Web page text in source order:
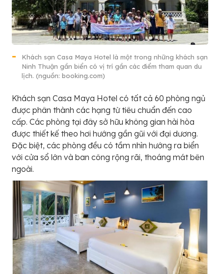
Khách sạn Casa Maya Hotel là một trong những khách sạn
Ninh Thuận gần biển có vị trí gần các điểm tham quan du
lịch. (nguồn: booking.com)
Khách sạn Casa Maya Hotel có tất cả 60 phòng ngủ
được phân thành các hạng từ tiêu chuẩn đến cao
cấp. Các phòng tại đây sở hữu không gian hài hòa
được thiết kế theo hơi hướng gần gũi với đại dương.
Đặc biệt, các phòng đều có tầm nhìn hướng ra biển
với cửa sổ lớn và ban công rộng rãi, thoáng mát bên
ngoài.